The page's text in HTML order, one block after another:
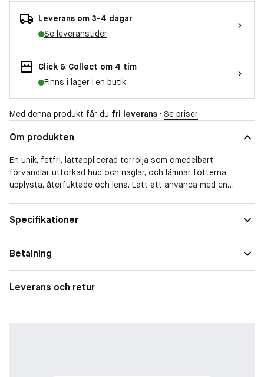
Leverans om 3-4 dagar
Se leveranstider
Click & Collect om 4 tim
Finns i lager i en butik
Med denna produkt får du fri leverans · Se priser
Om produkten
En unik, fetfri, lättapplicerad torrolja som omedelbart
förvandlar uttorkad hud och naglar, och lämnar fötterna
upplysta, återfuktade och lena. Lätt att använda med en
eliminerar omedelbart tecken på uttorkning och reparerar
sprucken hud på fötterna. Det är helt enkelt ett nöje att
användning under graviditet.
Specifikationer
Betalning
Leverans och retur